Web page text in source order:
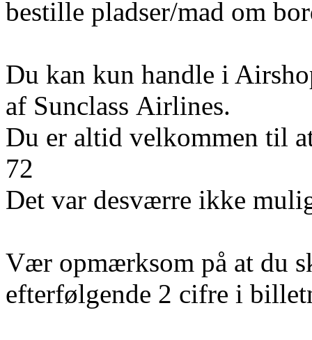
bestille pladser/mad om
Du kan kun handle i
af Sunclass Airlines.
Du er altid velkommen til
72
Det var desværre ikke
Vær opmærksom på at du
efterfølgende 2 cifre i